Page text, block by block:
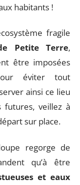
habitants !
fragile
Petite Terre,
être imposées
éviter tout
ainsi ce lieu
futures, veillez à
sur place.
regorge de
qu’à être
et eaux